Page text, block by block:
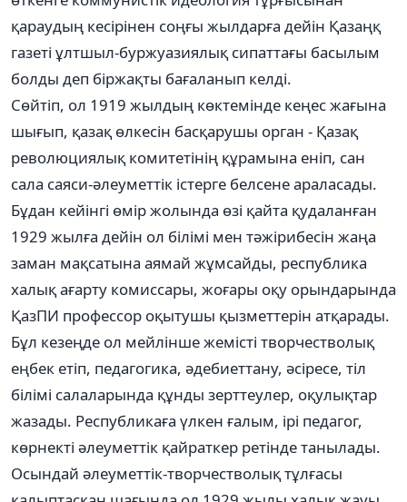
қараудың кесірінен соңғы жылдарға дейін Қазаңқ
газеті ұлтшыл-буржуазиялық сипаттағы басылым
болды деп біржақты бағаланып келді.
Сөйтіп, ол 1919 жылдың көктемінде кеңес жағына
шығып, қазақ өлкесін басқарушы орган - Қазақ
революциялық комитетінің құрамына еніп, сан
сала саяси-әлеуметтік істерге белсене араласады.
Бұдан кейінгі өмір жолында өзі қайта қудаланған
1929 жылға дейін ол білімі мен тәжірибесін жаңа
заман мақсатына аямай жұмсайды, республика
халық ағарту комиссары, жоғары оқу орындарында
ҚазПИ профессор оқытушы қызметтерін атқарады.
Бұл кезеңде ол мейлінше жемісті творчестволық
еңбек етіп, педагогика, әдебиеттану, әсіресе, тіл
білімі салаларында құнды зерттеулер, оқулықтар
жазады. Республикаға үлкен ғалым, ірі педагог,
көрнекті әлеуметтік қайраткер ретінде танылады.
Осындай әлеуметтік-творчестволық тұлғасы